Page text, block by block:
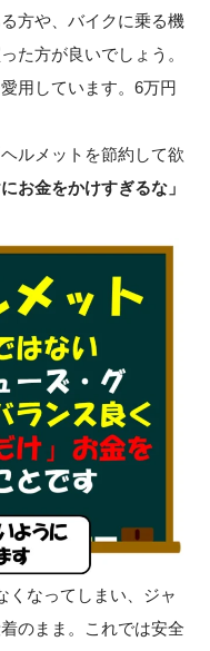
方や、バイクに乗る機
た方が良いでしょう。
用しています。6万円
ルメットを節約して欲
お金をかけすぎるな」
くなってしまい、ジャ
のまま。これでは安全